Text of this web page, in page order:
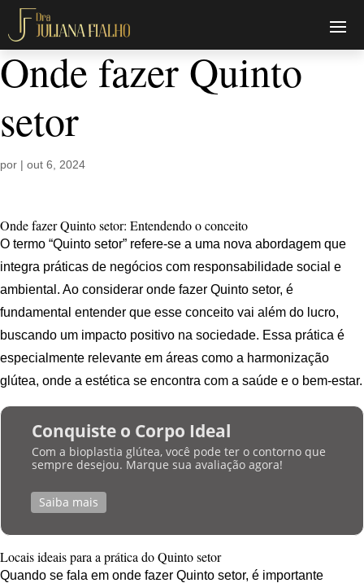
Onde fazer Quinto
setor
por | out 6, 2024
Onde fazer Quinto setor: Entendendo o conceito
O termo “Quinto setor” refere-se a uma nova abordagem que
integra práticas de negócios com responsabilidade social e
ambiental. Ao considerar onde fazer Quinto setor, é
fundamental entender que esse conceito vai além do lucro,
buscando um impacto positivo na sociedade. Essa prática é
especialmente relevante em áreas como a harmonização
glútea, onde a estética se encontra com a saúde e o bem-estar.
Conquiste o Corpo Ideal
Com a bioplastia glútea, você pode ter o contorno que
sempre desejou. Marque sua avaliação agora!
Saiba mais
Locais ideais para a prática do Quinto setor
Quando se fala em onde fazer Quinto setor, é importante